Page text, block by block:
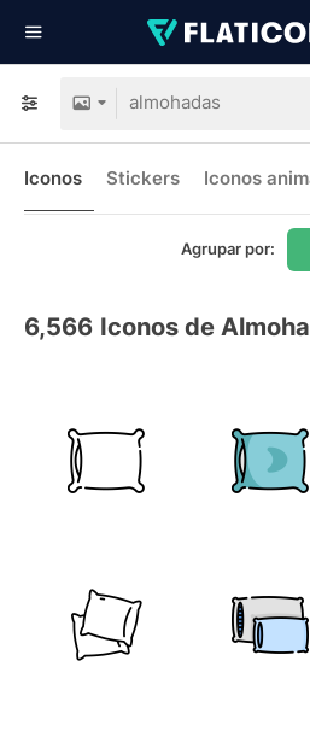
Iconos Stickers Iconos
Agrupar por:
6,566 Iconos de